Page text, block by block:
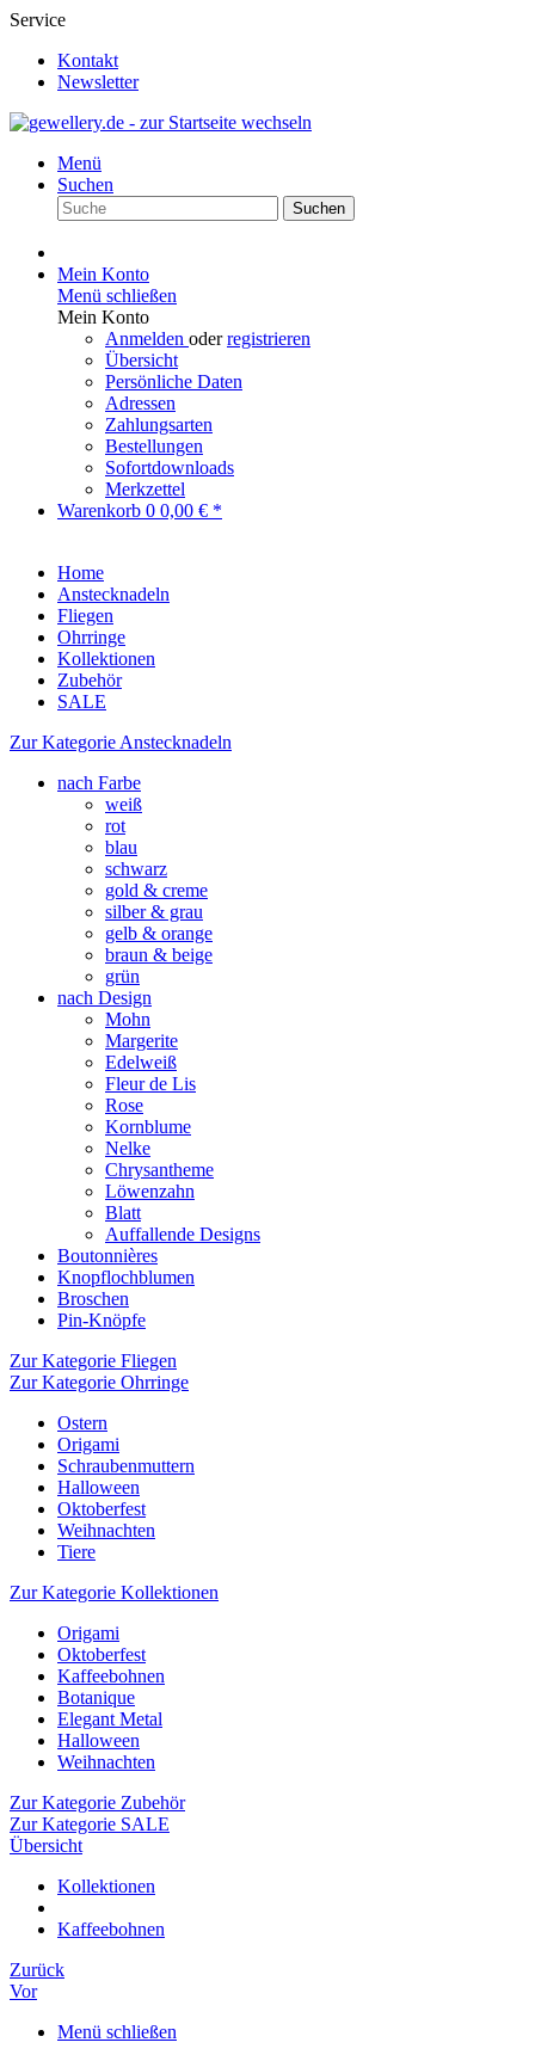
Service
Kontakt
Newsletter
Menü
Suchen
Suchen
Mein Konto
Menü schließen
Mein Konto
Anmelden oderregistrieren
Übersicht
Persönliche Daten
Adressen
Zahlungsarten
Bestellungen
Sofortdownloads
Merkzettel
Warenkorb 0 0,00 € *
Home
Anstecknadeln
Fliegen
Ohrringe
Kollektionen
Zubehör
SALE
Zur Kategorie Anstecknadeln
nach Farbe
weiß
rot
blau
schwarz
gold & creme
silber & grau
gelb & orange
braun & beige
grün
nach Design
Mohn
Margerite
Edelweiß
Fleur de Lis
Rose
Kornblume
Nelke
Chrysantheme
Löwenzahn
Blatt
Auffallende Designs
Boutonnières
Knopflochblumen
Broschen
Pin-Knöpfe
Zur Kategorie Fliegen
Zur Kategorie Ohrringe
Ostern
Origami
Schraubenmuttern
Halloween
Oktoberfest
Weihnachten
Tiere
Zur Kategorie Kollektionen
Origami
Oktoberfest
Kaffeebohnen
Botanique
Elegant Metal
Halloween
Weihnachten
Zur Kategorie Zubehör
Zur Kategorie SALE
Übersicht
Kollektionen
Kaffeebohnen
Zurück
Vor
Menü schließen